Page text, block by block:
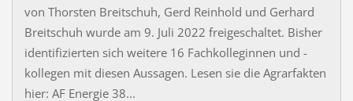
von Thorsten Breitschuh, Gerd Reinhold und Gerhard
Breitschuh wurde am 9. Juli 2022 freigeschaltet. Bisher
identifizierten sich weitere 16 Fachkolleginnen und -
kollegen mit diesen Aussagen. Lesen sie die Agrarfakten
hier: AF Energie 38...